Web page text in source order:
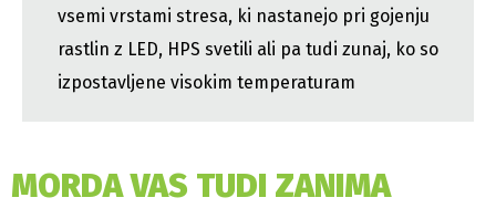
vsemi vrstami stresa, ki nastanejo pri gojenju
rastlin z LED, HPS svetili ali pa tudi zunaj, ko so
izpostavljene visokim temperaturam
MORDA VAS TUDI ZANIMA